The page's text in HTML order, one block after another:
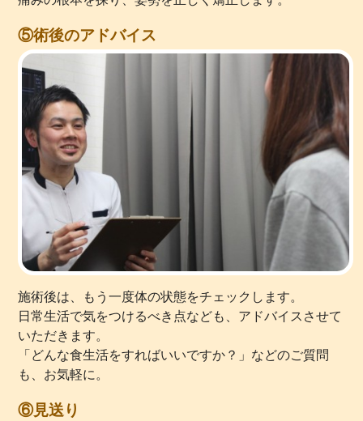
⑤術後のアドバイス
施術後は、もう一度体の状態をチェックします。
日常生活で気をつけるべき点なども、アドバイスさせて
いただきます。
「どんな食生活をすればいいですか？」などのご質問
も、お気軽に。
⑥見送り